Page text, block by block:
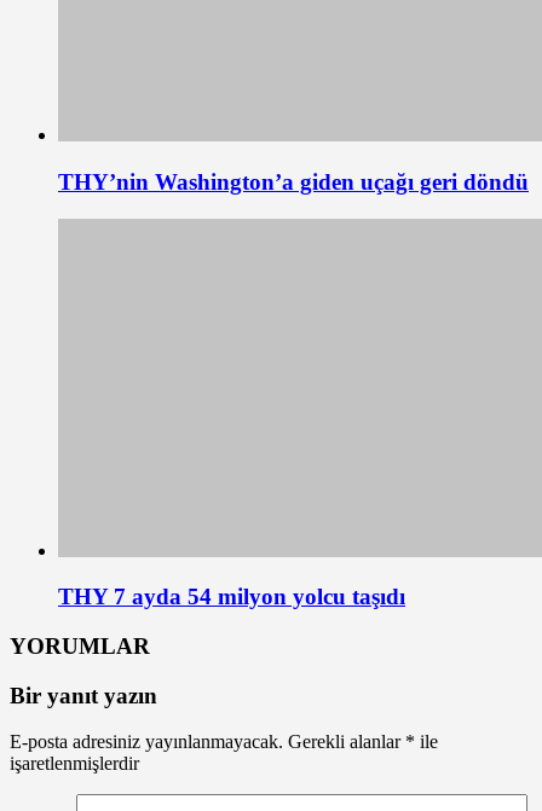
THY’nin Washington’a giden uçağı geri döndü
THY 7 ayda 54 milyon yolcu taşıdı
YORUMLAR
Bir yanıt yazın
E-posta adresiniz yayınlanmayacak. Gerekli alanlar * ile
işaretlenmişlerdir